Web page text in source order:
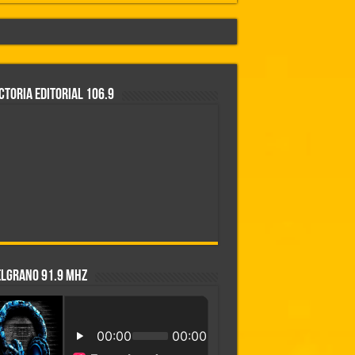
EDITORIAL 106.9
91.9 MHZ